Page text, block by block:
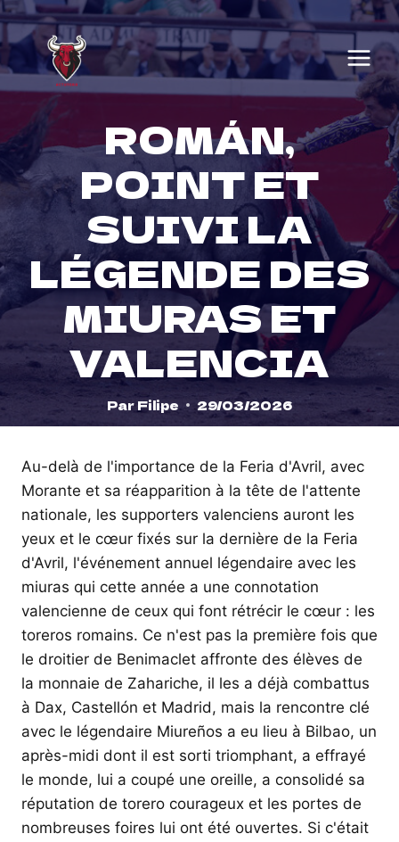
Skip
content
ROMÁN,
POINT ET
SUIVI LA
LÉGENDE DES
MIURAS ET
VALENCIA
Par Filipe 29/03/2026
Au-delà de l'importance de la Feria d'Avril, avec
Morante et sa réapparition à la tête de l'attente
nationale, les supporters valenciens auront les
yeux et le cœur fixés sur la dernière de la Feria
d'Avril, l'événement annuel légendaire avec les
miuras qui cette année a une connotation
valencienne de ceux qui font rétrécir le cœur : les
toreros romains. Ce n'est pas la première fois que
le droitier de Benimaclet affronte des élèves de
la monnaie de Zahariche, il les a déjà combattus
à Dax, Castellón et Madrid, mais la rencontre clé
avec le légendaire Miureños a eu lieu à Bilbao, un
après-midi dont il est sorti triomphant, a effrayé
le monde, lui a coupé une oreille, a consolidé sa
réputation de torero courageux et les portes de
nombreuses foires lui ont été ouvertes. Si c'était